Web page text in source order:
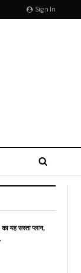
Sign In
यह सस्ता प्लान,